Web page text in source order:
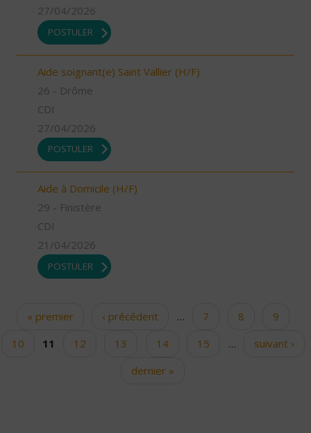
27/04/2026
POSTULER
Aide soignant(e) Saint Vallier (H/F)
26 - Drôme
CDI
27/04/2026
POSTULER
Aide à Domicile (H/F)
29 - Finistère
CDI
21/04/2026
POSTULER
Pages« premier ‹ précédent … 7 8
9
10
11 12 13 14 15 …
suivant ›
dernier »